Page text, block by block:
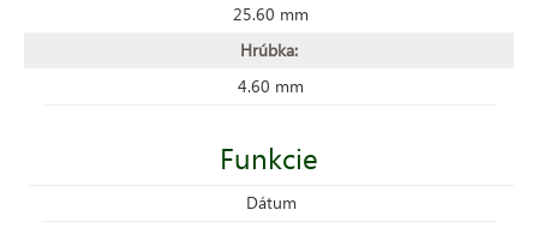
25.60 mm
Hrúbka:
4.60 mm
Funkcie
Dátum